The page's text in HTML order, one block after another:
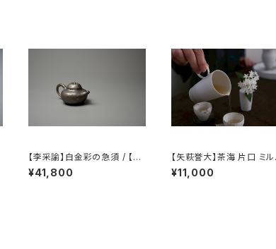
【李采諭】白金彩の急須 / 【Li
Caiyu】Platinum Decorati
on teapot
¥41,800
【矢萩誉大】茶海 片口 ミルク
ピッチャー / 【Takahiro Yah
agi】Fair cup Katakuchi M
¥11,000